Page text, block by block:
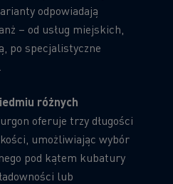
odpowiadają
– od usług miejskich,
po specjalistyczne
różnych
oferuje trzy długości
umożliwiając wybór
pod kątem kubatury
lub